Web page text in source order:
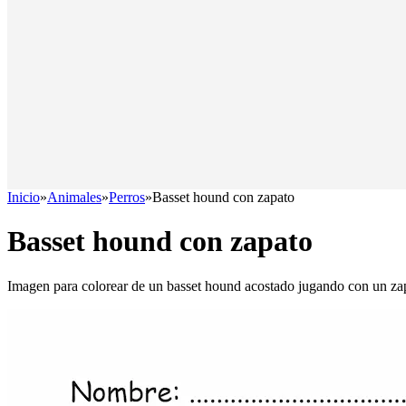
Inicio»Animales»Perros»Basset hound con zapato
Basset hound con zapato
Imagen para colorear de un basset hound acostado jugando con un